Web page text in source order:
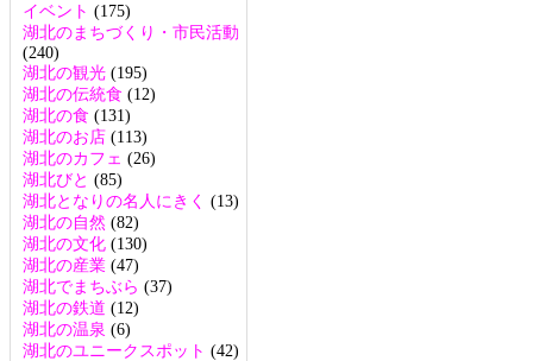
イベント (175)
湖北のまちづくり・市民活動
(240)
湖北の観光 (195)
湖北の伝統食 (12)
湖北の食 (131)
湖北のお店 (113)
湖北のカフェ (26)
湖北びと (85)
湖北となりの名人にきく (13)
湖北の自然 (82)
湖北の文化 (130)
湖北の産業 (47)
湖北でまちぶら (37)
湖北の鉄道 (12)
湖北の温泉 (6)
湖北のユニークスポット (42)